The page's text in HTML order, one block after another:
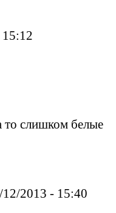
то слишком белые
2013 - 15:40